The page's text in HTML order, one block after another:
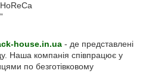
house.in.ua - де представлені
Наша компанія співпрацює у
по безготівковому